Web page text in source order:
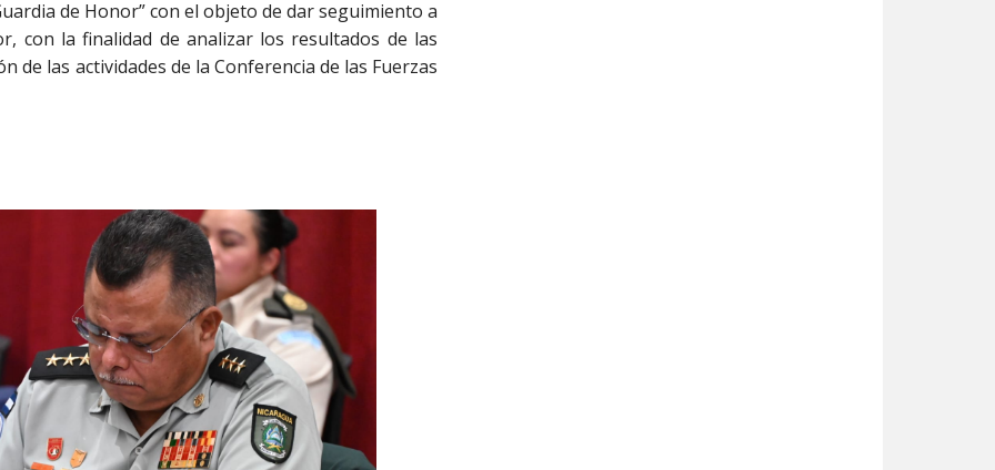
de Honor” con el objeto de dar seguimiento a
con la finalidad de analizar los resultados de las
de las actividades de la Conferencia de las Fuerzas